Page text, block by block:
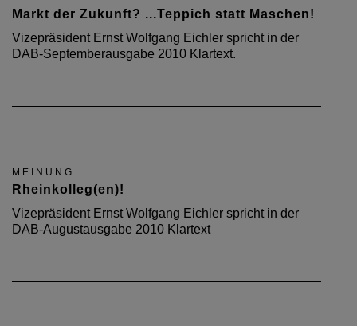
Markt der Zukunft? ...Teppich statt Maschen!
Vizepräsident Ernst Wolfgang Eichler spricht in der
DAB-Septemberausgabe 2010 Klartext.
MEINUNG
Rheinkolleg(en)!
Vizepräsident Ernst Wolfgang Eichler spricht in der
DAB-Augustausgabe 2010 Klartext